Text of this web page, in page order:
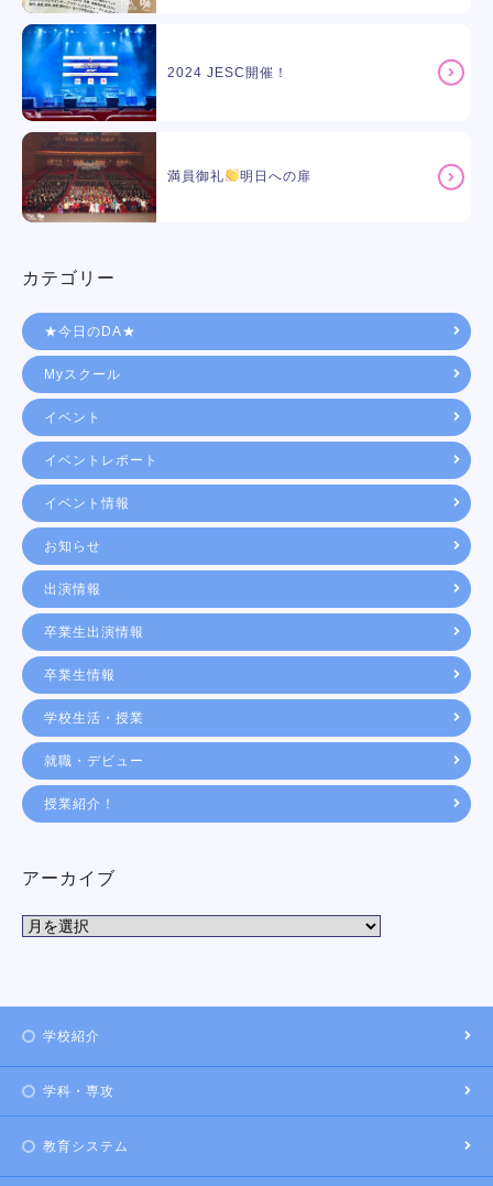
2024 JESC開催！
満員御礼 明日への扉
カテゴリー
★今日のDA★
Myスクール
イベント
イベントレポート
イベント情報
お知らせ
出演情報
卒業生出演情報
卒業生情報
学校生活・授業
就職・デビュー
授業紹介！
アーカイブ
学校紹介
学科・専攻
教育システム